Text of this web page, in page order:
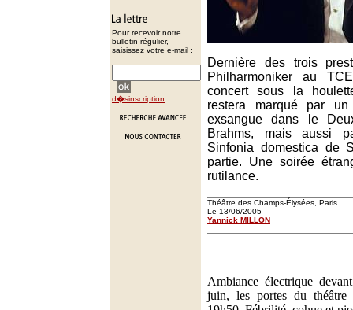
Pour recevoir notre
bulletin régulier,
saisissez votre e-mail :
d�sinscription
Dernière des trois
Philharmoniker au
concert sous la
restera marqué par
exsangue dans le
Brahms, mais aussi
Sinfonia domestica de
partie. Une soirée
rutilance.
Théâtre des Champs-Élysées, Paris
Le 13/06/2005
Yannick MILLON
Ambiance électrique
juin, les portes du théâtre